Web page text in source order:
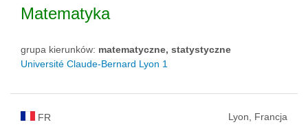
status uczelni
Matematyka
grupa kierunków: matematyczne, statystyczne
Université Claude-Bernard Lyon 1
FR Lyon, Francja